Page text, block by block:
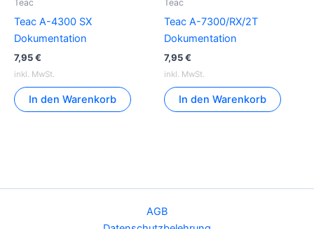
Teac
Teac A-4300 SX
Dokumentation
7,95€
inkl. MwSt.
In den Warenkorb
Teac
Teac A-7300/RX/2T
Dokumentation
7,95€
inkl. MwSt.
In den Warenkorb
AGB